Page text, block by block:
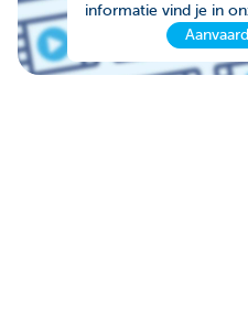
informatie vind je in